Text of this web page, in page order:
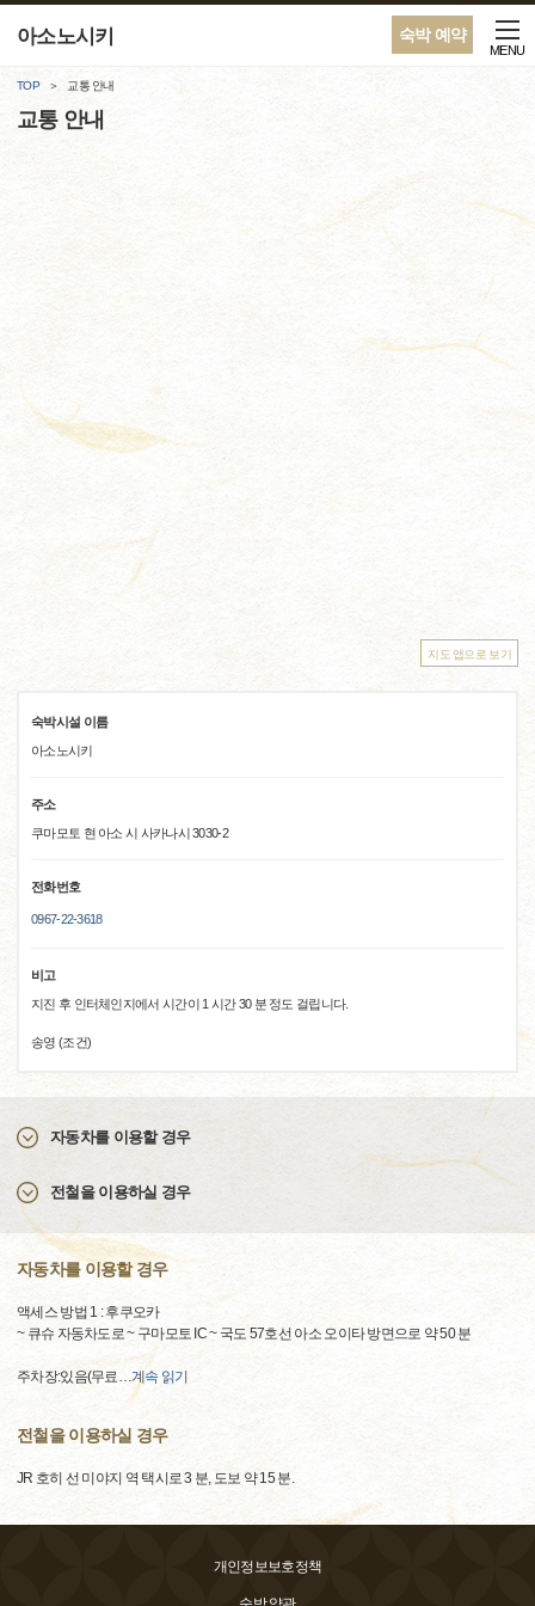
숙박 예약
아소노시키
MENU
TOP 교통 안내
교통 안내
지도 앱으로 보기
숙박시설 이름
아소노시키
주소
쿠마모토 현 아소 시 사카나시 3030-2
전화번호
0967-22-3618
비고
지진 후 인터체인지에서 시간이 1 시간 30 분 정도 걸립니다.
송영 (조건)
자동차를 이용할 경우
전철을 이용하실 경우
자동차를 이용할 경우
액세스 방법 1 : 후쿠오카
~ 큐슈 자동차도로 ~ 구마모토 IC ~ 국도 57호선 아소 오이타 방면으로 약 50 분
주차장:있음(무료…계속 읽기
전철을 이용하실 경우
JR 호히 선 미야지 역 택시로 3 분, 도보 약 15 분.
개인정보보호정책